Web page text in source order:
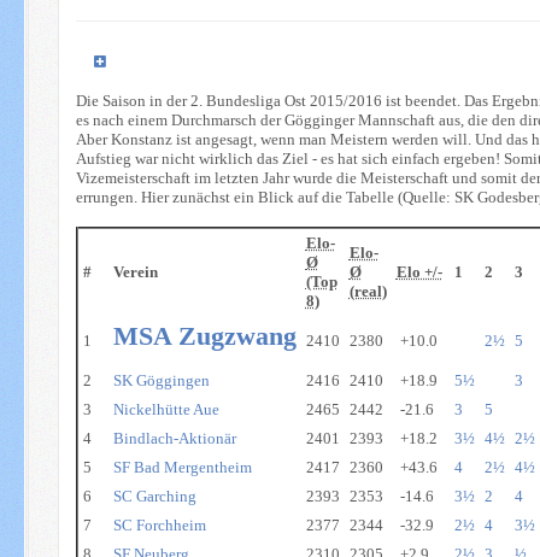
Die Saison in der 2. Bundesliga Ost 2015/2016 ist beendet. Das
es nach einem Durchmarsch der Gögginger Mannschaft aus, die den
Aber Konstanz ist angesagt, wenn man Meistern werden will. Und das
Aufstieg war nicht wirklich das Ziel - es hat sich einfach ergeben!
Vizemeisterschaft im letzten Jahr wurde die Meisterschaft und somit
errungen. Hier zunächst ein Blick auf die Tabelle (Quelle: SK
# Verein
Elo-
Ø
(Top
8)
Elo-
Ø
(real)
Elo +/- 1 2 3
1 MSA Zugzwang 2410 2380 +10.0 2½ 5
2 SK Göggingen 2416 2410 +18.9 5½
3
3
Nickelhütte Aue 2465 2442 -21.6 3
5
4
Bindlach-Aktionär 2401 2393 +18.2 3½ 4½ 2½
5
SF Bad Mergentheim 2417 2360 +43.6 4 2½ 4½
6
SC Garching 2393 2353 -14.6 3½ 2
4
7
SC Forchheim 2377 2344 -32.9 2½ 4
3½